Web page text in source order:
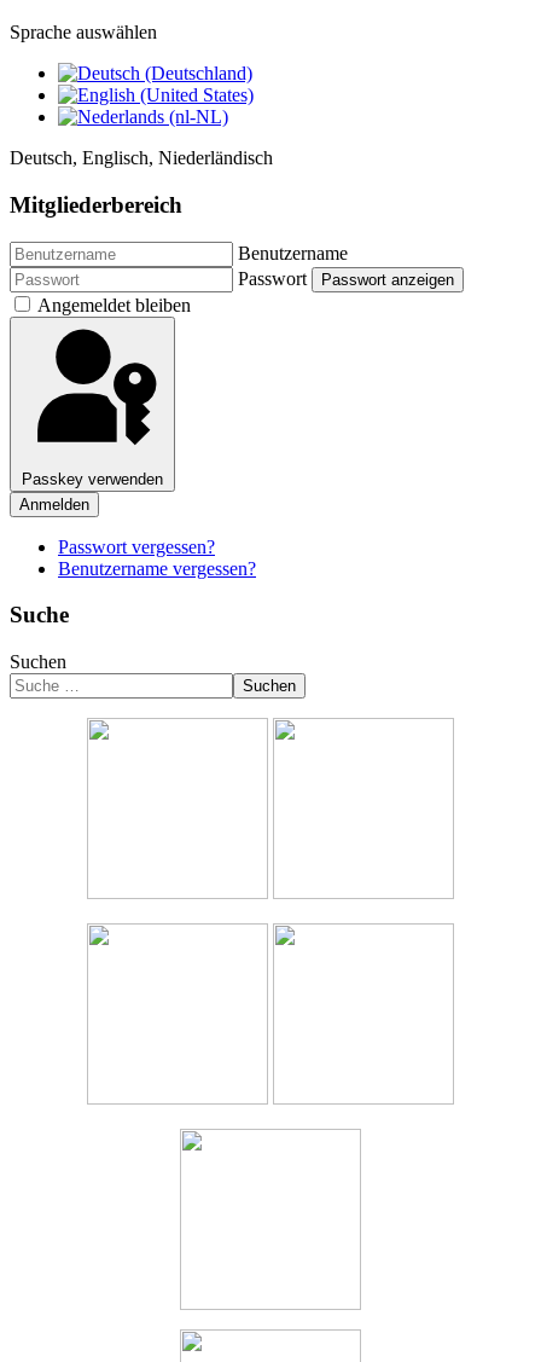
Sprache auswählen
Deutsch, Englisch, Niederländisch
Mitgliederbereich
Benutzername
Passwort
Passwort anzeigen
Angemeldet bleiben
Passkey verwenden
Anmelden
Passwort vergessen?
Benutzername vergessen?
Suche
Suchen
Suchen